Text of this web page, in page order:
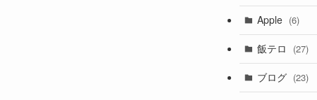
Apple (6)
飯テロ (27)
ブログ (23)